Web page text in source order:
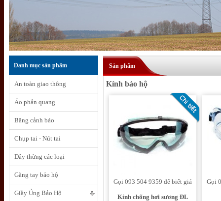
Danh mục sản phẩm
An toàn giao thông
Áo phản quang
Băng cảnh báo
Chụp tai - Nút tai
Dây thừng các loại
Găng tay bảo hộ
Giầy Ủng Bảo Hộ
Sản phẩm
Kính bảo hộ
Gọi 093 504 9359 để biết giá
Kính chống hơi sương ĐL
Gọi